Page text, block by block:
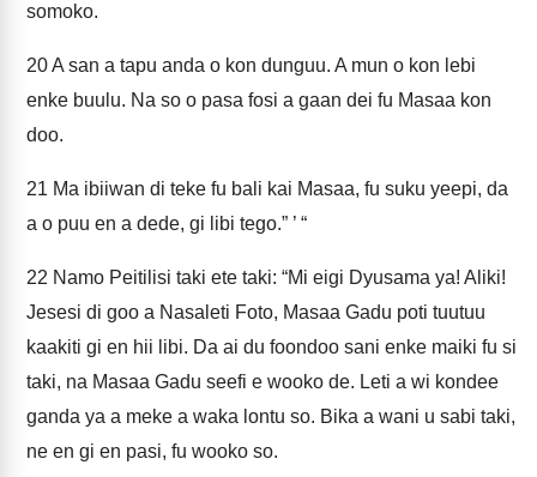
somoko.
20A san a tapu anda o kon dunguu. A mun o kon lebi
enke buulu. Na so o pasa fosi a gaan dei fu Masaa kon
doo.
21 Ma ibiiwan di teke fu bali kai Masaa, fu suku yeepi, da
a o puu en a dede, gi libi tego.” ’ “
22 Namo Peitilisi taki ete taki: “Mi eigi Dyusama ya! Aliki!
Jesesi di goo a Nasaleti Foto, Masaa Gadu poti tuutuu
kaakiti gi en hii libi. Da ai du foondoo sani enke maiki fu si
taki, na Masaa Gadu seefi e wooko de. Leti a wi kondee
ganda ya a meke a waka lontu so. Bika a wani u sabi taki,
ne en gi en pasi, fu wooko so.